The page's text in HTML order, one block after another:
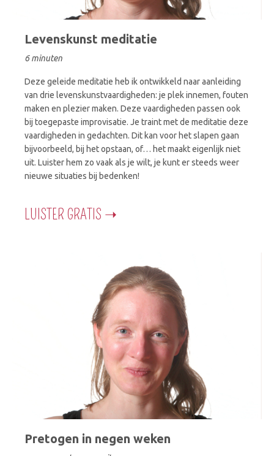
Levenskunst meditatie
6 minuten
Deze geleide meditatie heb ik ontwikkeld naar aanleiding
van drie levenskunstvaardigheden: je plek innemen, fouten
maken en plezier maken. Deze vaardigheden passen ook
bij toegepaste improvisatie. Je traint met de meditatie deze
vaardigheden in gedachten. Dit kan voor het slapen gaan
bijvoorbeeld, bij het opstaan, of… het maakt eigenlijk niet
uit. Luister hem zo vaak als je wilt, je kunt er steeds weer
nieuwe situaties bij bedenken!
LUISTER GRATIS ➝
Pretogen in negen weken